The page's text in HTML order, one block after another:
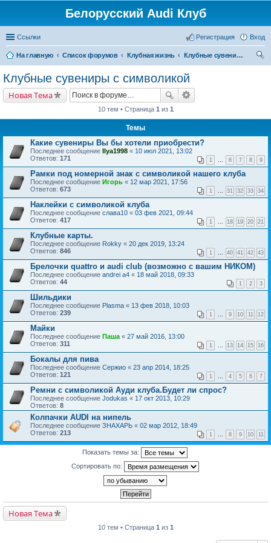
Белорусский Audi Клуб
Ссылки Вход
Регистрация
На главную Список форумов Клубная жизнь
Клубные сувениры с символикой
Клубные сувениры с символикой
Новая Тема
10 тем • Страница 1 из 1
Темы
Какие сувениры Вы бы хотели приобрести?
Последнее сообщение Ilya1998 « 10 июл 2021, 13:02
Ответов: 171 1 ... 6 7 8 9
Рамки под номерной знак с символикой нашего клуба
Последнее сообщение Игорь « 12 мар 2021, 17:56
Ответов: 673 1 ... 31 32 33 34
Наклейки с символикой клуба
Последнее сообщение слава10 « 03 фев 2021, 09:44
Ответов: 417 1 ... 18 19 20 21
Клубные карты.
Последнее сообщение Rokky « 20 дек 2019, 13:24
Ответов: 846 1 ... 40 41 42 43
Брелочки quattro и audi club (возможно с вашим НИКОМ)
Последнее сообщение andrei a4 « 18 май 2018, 09:33
Ответов: 44 1 2 3
Шильдики
Последнее сообщение Plasma « 13 фев 2018, 10:03
Ответов: 239 1 ... 9 10 11 12
Майки
Последнее сообщение Паша « 27 май 2016, 13:00
Ответов: 311 1 ... 13 14 15 16
Бокалы для пива
Последнее сообщение Сержио « 23 апр 2014, 18:25
Ответов: 121 1 ... 4 5 6 7
Ремни с символикой Ауди клуба.Будет ли спрос?
Последнее сообщение Jodukas « 17 окт 2013, 10:29
Ответов: 8
Колпачки AUDI на нипель
Последнее сообщение ЗНАХАРЬ « 02 мар 2012, 18:49
Ответов: 213 1 ... 8 9 10 11
Показать темы за:
Сортировать по:
Новая Тема
10 тем • Страница 1 из 1